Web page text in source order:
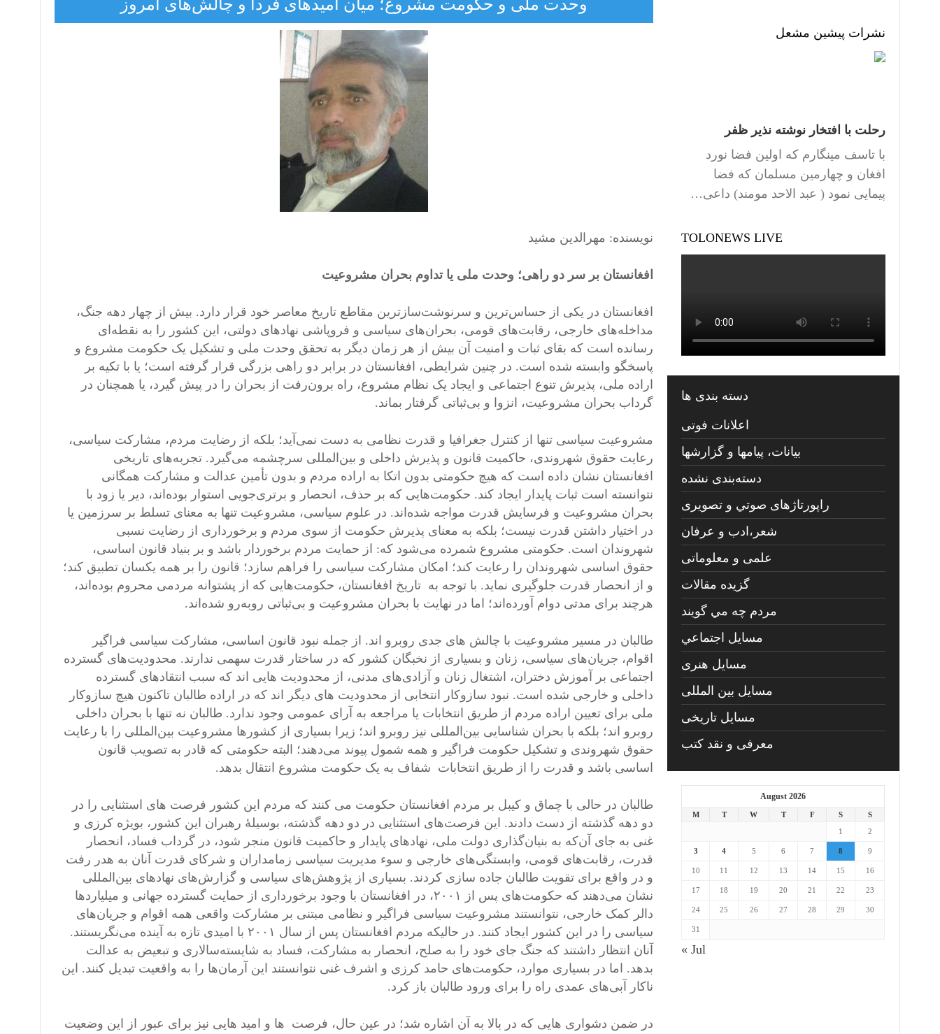
وحدت ملی و حکومت مشروع؛ میان امیدهای فردا و چالش‌های امروز
نویسنده: مهرالدین مشید
افغانستان بر سر دو راهی؛ وحدت ملی یا تداوم بحران مشروعیت
افغانستان در یکی از حساس‌ترین و سرنوشت‌سازترین مقاطع تاریخ معاصر خود قرار دارد. بیش از چهار دهه جنگ،
مداخله‌های خارجی، رقابت‌های قومی، بحران‌های سیاسی و فروپاشی نهادهای دولتی، این کشور را به نقطه‌ای
رسانده است که بقای ثبات و امنیت آن بیش از هر زمان دیگر به تحقق وحدت ملی و تشکیل یک حکومت مشروع و
پاسخگو وابسته شده است. در چنین شرایطی، افغانستان در برابر دو راهی بزرگی قرار گرفته است؛ یا با تکیه بر
اراده ملی، پذیرش تنوع اجتماعی و ایجاد یک نظام مشروع، راه برون‌رفت از بحران را در پیش گیرد، یا همچنان در
گرداب بحران مشروعیت، انزوا و بی‌ثباتی گرفتار بماند.
مشروعیت سیاسی تنها از کنترل جغرافیا و قدرت نظامی به دست نمی‌آید؛ بلکه از رضایت مردم، مشارکت سیاسی،
رعایت حقوق شهروندی، حاکمیت قانون و پذیرش داخلی و بین‌المللی سرچشمه می‌گیرد. تجربه‌های تاریخی
افغانستان نشان داده است که هیچ حکومتی بدون اتکا به اراده مردم و بدون تأمین عدالت و مشارکت همگانی
نتوانسته است ثبات پایدار ایجاد کند. حکومت‌هایی که بر حذف، انحصار و برتری‌جویی استوار بوده‌اند، دیر یا زود با
بحران مشروعیت و فرسایش قدرت مواجه شده‌اند. در علوم سیاسی، مشروعیت تنها به معنای تسلط بر سرزمین یا
در اختیار داشتن قدرت نیست؛ بلکه به معنای پذیرش حکومت از سوی مردم و برخورداری از رضایت نسبی
شهروندان است. حکومتی مشروع شمرده می‌شود که: از حمایت مردم برخوردار باشد و بر بنیاد قانون اساسی،
حقوق اساسی شهروندان را رعایت کند؛ امکان مشارکت سیاسی را فراهم سازد؛ قانون را بر همه یکسان تطبیق کند؛
و از انحصار قدرت جلوگیری نماید. با توجه به تاریخ افغانستان، حکومت‌هایی که از پشتوانه مردمی محروم بوده‌اند،
هرچند برای مدتی دوام آورده‌اند؛ اما در نهایت با بحران مشروعیت و بی‌ثباتی روبه‌رو شده‌اند.
طالبان در مسیر مشروعیت با چالش های جدی روبرو اند. از جمله نبود قانون اساسی، مشارکت سیاسی فراگیر
اقوام، جریان‌های سیاسی، زنان و بسیاری از نخبگان کشور که در ساختار قدرت سهمی ندارند. محدودیت‌های گسترده
اجتماعی بر آموزش دختران، اشتغال زنان و آزادی‌های مدنی، از محدودیت هایی اند که سبب انتقادهای گسترده
داخلی و خارجی شده است. نبود سازوکار انتخابی از محدودیت های دیگر اند که در اراده طالبان تاکنون هیچ سازوکار
ملی برای تعیین اراده مردم از طریق انتخابات یا مراجعه به آرای عمومی وجود ندارد. طالبان نه تنها با بحران داخلی
روبرو اند؛ بلکه با بحران شناسایی بین‌المللی نیز روبرو اند؛ زیرا بسیاری از کشورها مشروعیت بین‌المللی را با رعایت
حقوق شهروندی و تشکیل حکومت فراگیر و همه شمول پیوند می‌دهند؛ البته حکومتی که قادر به تصویب قانون
اساسی باشد و قدرت را از طریق انتخابات شفاف به یک حکومت مشروع انتقال بدهد.
طالبان در حالی با چماق و کیبل بر مردم افغانستان حکومت می کنند که مردم این کشور فرصت های استثنایی را در
دو دهه گذشته از دست دادند. این فرصت‌های استثنایی در دو دهه گذشته، بوسیلۀ رهبران این کشور، بویژه کرزی و
غنی به جای آن‌که به بنیان‌گذاری دولت ملی، نهادهای پایدار و حاکمیت قانون منجر شود، در گرداب فساد، انحصار
قدرت، رقابت‌های قومی، وابستگی‌های خارجی و سوء مدیریت سیاسی زمامداران و شرکای قدرت آنان به هدر رفت
و در واقع برای تقویت طالبان جاده سازی کردند. بسیاری از پژوهش‌های سیاسی و گزارش‌های نهادهای بین‌المللی
نشان می‌دهند که حکومت‌های پس از ۲۰۰۱، در افغانستان با وجود برخورداری از حمایت گسترده جهانی و میلیاردها
دالر کمک خارجی، نتوانستند مشروعیت سیاسی فراگیر و نظامی مبتنی بر مشارکت واقعی همه اقوام و جریان‌های
سیاسی را در این کشور ایجاد کنند. در حالیکه مردم افغانستان پس از سال ۲۰۰۱ با امیدی تازه به آینده می‌نگریستند.
آنان انتظار داشتند که جنگ جای خود را به صلح، انحصار به مشارکت، فساد به شایسته‌سالاری و تبعیض به عدالت
بدهد. اما در بسیاری موارد، حکومت‌های حامد کرزی و اشرف غنی نتوانستند این آرمان‌ها را به واقعیت تبدیل کنند. این
ناکار آبی‌های عمدی راه را برای ورود طالبان باز کرد.
در ضمن دشواری هایی که در بالا به آن اشاره شد؛ در عین حال، فرصت‌ ها و امید هایی نیز برای عبور از این وضعیت
نشرات پیشین مشعل
رحلت با افتخار نوشته نذیر ظفر
با تاسف مینگارم که اولین فضا نورد
افغان و چهارمین مسلمان که فضا
پیمایی نمود ( عبد الاحد مومند) داعی…
TOLONEWS LIVE
دسته بندی ها
اعلانات فوتی
بیانات، پیامها و گزارشها
دسته‌بندی نشده
راپورتاژهای صوتي و تصويری
شعر،ادب و عرفان
علمی و معلوماتی
گزیده مقالات
مردم چه مي گويند
مسايل اجتماعي
مسايل هنری
مسایل بین المللی
مسایل تاریخی
معرفی و نقد کتب
August 2026
M T W T F S
S
1
2
3 4 5 6 7 8 9
10 11 12 13 14 15 16
17 18 19 20 21 22 23
24 25 26 27 28 29 30
31
« Jul